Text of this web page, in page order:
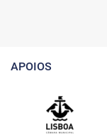
APOIOS